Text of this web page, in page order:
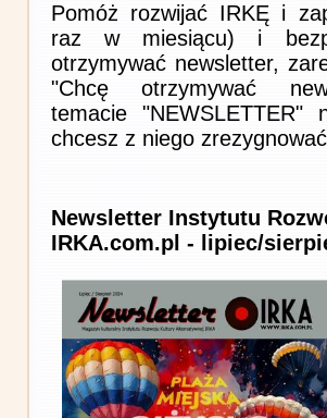
Pomóż rozwijać IRKĘ i
raz w miesiącu) i
otrzymywać newsletter,
"Chcę otrzymywać
temacie "NEWSLETTER"
chcesz z niego
Newsletter Instytutu
IRKA.com.pl - lipiec/